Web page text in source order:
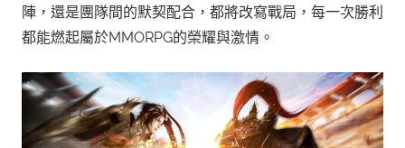
陣，還是團隊間的默契配合，都將改寫戰局，每一次勝利
都能燃起屬於MMORPG的榮耀與激情。